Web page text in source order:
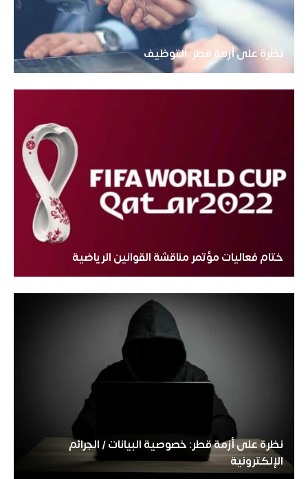
نظرة على أزمة قطر: التوظيف
ختام فعاليات مؤتمر مناقشة القوانين الرياضية
نظرة على أزمة قطر: خصوصية البيانات / الجرائم
الإلكترونية